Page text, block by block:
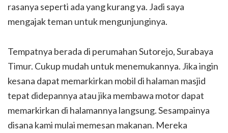
rasanya seperti ada yang kurang ya. Jadi saya
mengajak teman untuk mengunjunginya.
Tempatnya berada di perumahan Sutorejo, Surabaya
Timur. Cukup mudah untuk menemukannya. Jika ingin
kesana dapat memarkirkan mobil di halaman masjid
tepat didepannya atau jika membawa motor dapat
memarkirkan di halamannya langsung. Sesampainya
disana kami mulai memesan makanan. Mereka